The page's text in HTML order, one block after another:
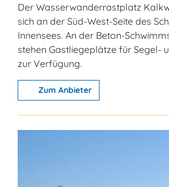
Der Wasserwanderrastplatz
sich an der Süd-West-Seite des
Innensees. An der Beton-
stehen Gastliegeplätze für Segel-
zur Verfügung.
Zum Anbieter